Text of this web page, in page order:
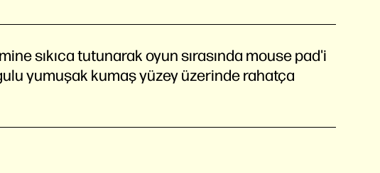
sıkıca tutunarak oyun sırasında mouse pad'i
yumuşak kumaş yüzey üzerinde rahatça